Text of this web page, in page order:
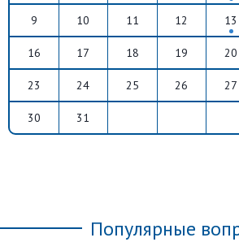
9 10 11 12 13
16 17 18 19 20
23 24 25 26 27
30 31
Популярные